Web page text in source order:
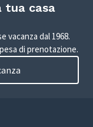
tua casa
vacanza dal 1968.
di prenotazione.